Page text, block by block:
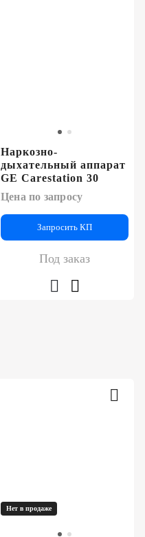
Наркозно-
дыхательный аппарат
GE Carestation 30
Цена по запросу
Запросить КП
Под заказ
Нет в продаже